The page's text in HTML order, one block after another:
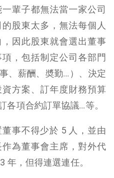
輩子都無法當一家公司
股東太多，無法每個人
因此股東就會選出董事
，包括制定公司各部門
、薪酬、奬勤…）、決定
方案、訂年度財務預算
各項合約訂單協議…等。
事不得少於 5 人，並由
為董事會主席，對外代
年，但得連選連任。